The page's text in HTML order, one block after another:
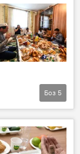
Боз 5